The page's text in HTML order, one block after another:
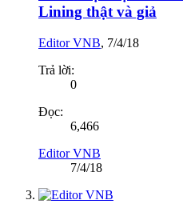
Lining thật và giả
Editor VNB, 7/4/18
Trả lời:
0
Đọc:
6,466
Editor VNB
7/4/18